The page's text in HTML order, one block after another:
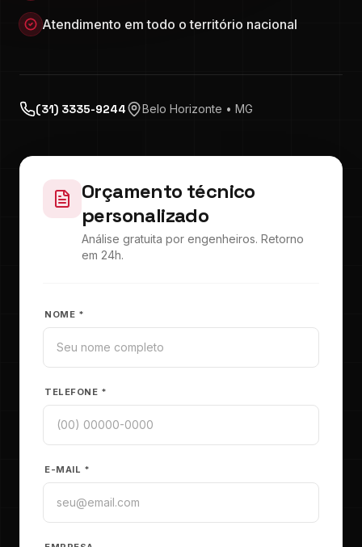
Atendimento em todo o território nacional
(31) 3335-9244 Belo Horizonte • MG
Orçamento técnico
personalizado
Análise gratuita por engenheiros. Retorno
em 24h.
NOME *
TELEFONE *
E-MAIL *